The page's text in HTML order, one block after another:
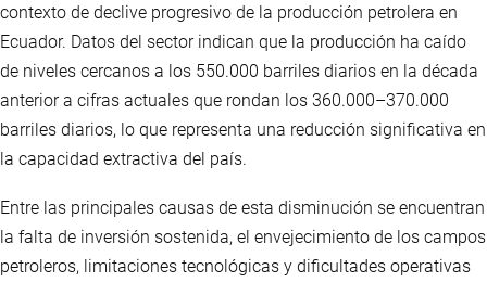
contexto de declive progresivo de la producción petrolera en
Ecuador. Datos del sector indican que la producción ha caído
de niveles cercanos a los 550.000 barriles diarios en la década
anterior a cifras actuales que rondan los 360.000–370.000
barriles diarios, lo que representa una reducción significativa en
la capacidad extractiva del país.
Entre las principales causas de esta disminución se encuentran
la falta de inversión sostenida, el envejecimiento de los campos
petroleros, limitaciones tecnológicas y dificultades operativas